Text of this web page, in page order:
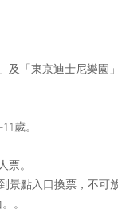
及「東京迪士尼樂園
歲。
票。
景點入口換票，不可
。